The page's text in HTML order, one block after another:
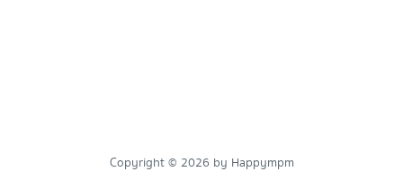
Copyright © 2026 by Happympm